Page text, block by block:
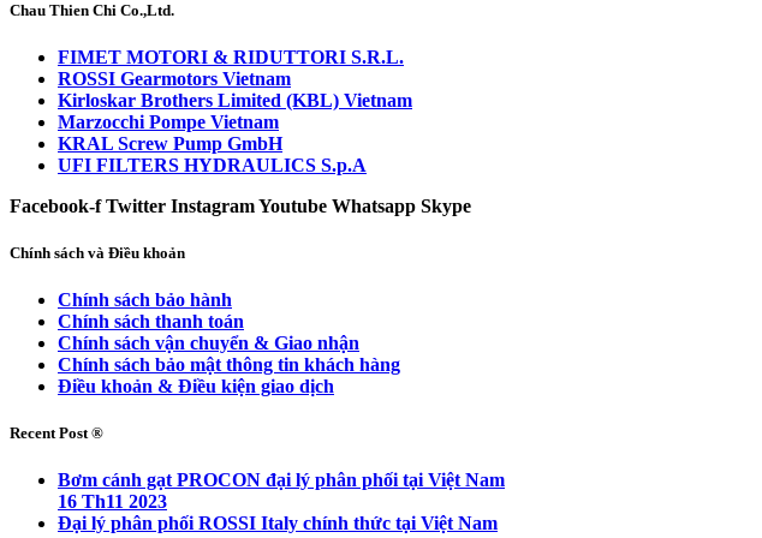
Chau Thien Chi Co.,Ltd.
FIMET MOTORI & RIDUTTORI S.R.L.
ROSSI Gearmotors Vietnam
Kirloskar Brothers Limited (KBL) Vietnam
Marzocchi Pompe Vietnam
KRAL Screw Pump GmbH
UFI FILTERS HYDRAULICS S.p.A
Facebook-f Twitter InstagramYoutube Whatsapp Skype
Chính sách và Điều khoản
Chính sách bảo hành
Chính sách thanh toán
Chính sách vận chuyển & Giao nhận
Chính sách bảo mật thông tin khách hàng
Điều khoản & Điều kiện giao dịch
Recent Post ®
Bơm cánh gạt PROCON đại lý phân phối tại Việt Nam
16 Th11 2023
Đại lý phân phối ROSSI Italy chính thức tại Việt Nam